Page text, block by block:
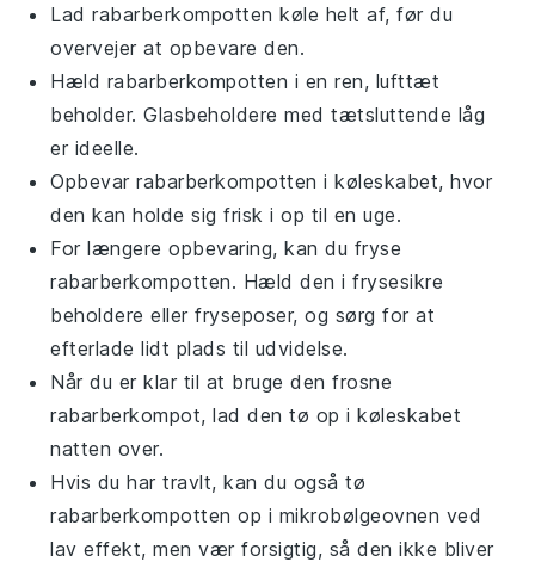
Ladrabarberkompotten køle helt af, før du
overvejer at opbevare den.
Hæld rabarberkompotten i en ren, lufttæt
beholder. Glasbeholdere med tætsluttende låg
er ideelle.
Opbevarrabarberkompotten i køleskabet, hvor
den kan holde sig frisk i op til en uge.
For længere opbevaring, kan du fryse
rabarberkompotten. Hæld den i frysesikre
beholdere eller fryseposer, og sørg for at
efterlade lidt plads til udvidelse.
Når du er klar til at bruge den frosne
rabarberkompot, lad den tø op i køleskabet
natten over.
Hvis du har travlt, kan du også tø
rabarberkompotten op i mikrobølgeovnen ved
lav effekt, men vær forsigtig, så den ikke bliver